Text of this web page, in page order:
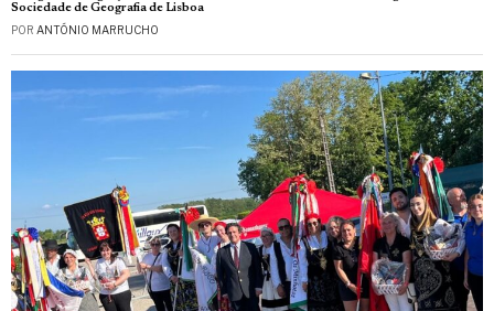
Sociedade de Geografia de Lisboa
POR ANTÓNIO MARRUCHO